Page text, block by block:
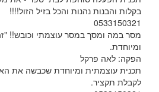
בקלות והבנות נהנות והכל בזיל הזול!!!!
0533150321
מסר במה ומסך במסר עוצמתי וכובש!!
ומיוחדת.
הפקה: לאה פרקל
תכנית עוצמתית ומיוחדת שכבשה את
לקבלת תקציר.